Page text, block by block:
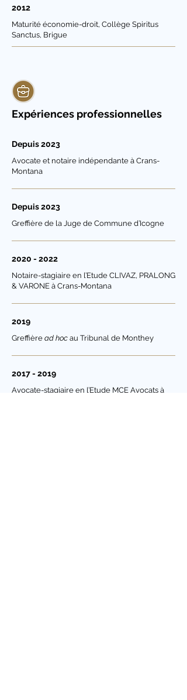
2012
Maturité économie-droit, Collège Spiritus
Sanctus, Brigue
Expériences professionnelles
Depuis 2023
Avocate et notaire indépendante à Crans-
Montana
Depuis 2023
Greffière de la Juge de Commune d’Icogne
2020 - 2022
Notaire-stagiaire en l’Etude CLIVAZ, PRALONG
& VARONE à Crans-Montana
2019
Greffière ad hoc au Tribunal de Monthey
2017 - 2019
Avocate-stagiaire en l’Etude MCE Avocats à